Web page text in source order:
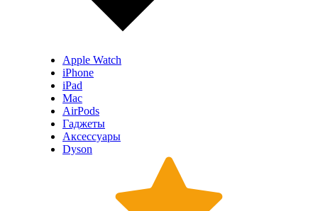
Apple Watch
iPhone
iPad
Mac
AirPods
Гаджеты
Аксессуары
Dyson